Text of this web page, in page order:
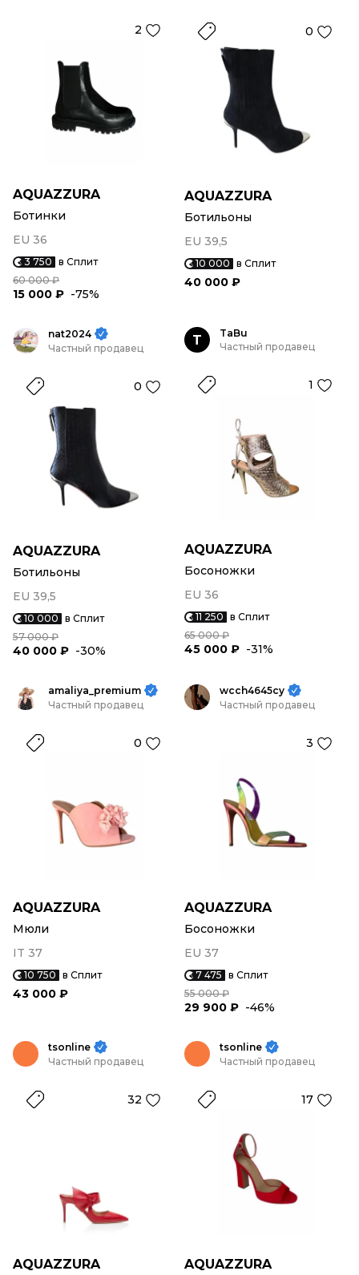
2
AQUAZZURA
Ботинки
EU 36
3 750 в Сплит
60 000 ₽
15 000 ₽ -75%
0
AQUAZZURA
Ботильоны
EU 39,5
10 000 в Сплит
40 000 ₽
nat2024
Частный продавец
0
AQUAZZURA
Ботильоны
EU 39,5
10 000 в Сплит
57 000 ₽
40 000 ₽ -30%
T
TaBu
Частный продавец
1
AQUAZZURA
Босоножки
EU 36
11 250 в Сплит
65 000 ₽
45 000 ₽ -31%
amaliya_premium
Частный продавец
0
AQUAZZURA
Мюли
IT 37
10 750 в Сплит
43 000 ₽
wcch4645cy
Частный продавец
3
AQUAZZURA
Босоножки
EU 37
7 475 в Сплит
55 000 ₽
29 900 ₽ -46%
tsonline
Частный продавец
32
AQUAZZURA
tsonline
Частный продавец
17
AQUAZZURA